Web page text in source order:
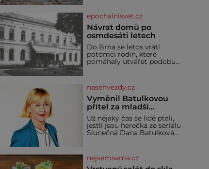
nebojácná, ostatně bývá
označována za
nejodvážnější zvíře vůbec. V
této souvislosti je dokonc
epochalnisvet.cz
Návrat domů po
osmdesáti letech
Do Brna se letos vrátí
potomci rodin, které
pomáhaly utvářet podobu
světová válka. Příběhy rodů
Placzek, Löw-Beer,
Fuhrmann, Kohn a Stiassni
se stanou jednou z hlavních
dramaturgických linií
festivalu židovské kultury
ŠTETL FEST 2026. Některé
návraty nejsou jednoduché.
vyprávění, už dávno
nasehvezdy.cz
Vyměnil Batulkovou
přítel za mladší
exemplář?
Už nějaký čas se lidé ptali,
jestli jsou herečka ze seriálu
Slunečná Dana Batulková
vůbec spolu. Herečka od
sebe přítele od samého
nejsemsama.cz